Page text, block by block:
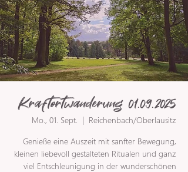
Kraftortwanderung 01.09.2025
Mo., 01. Sept.
  |
Reichenbach/Oberlausitz
Genieße eine Auszeit mit sanfter Bewegung,
kleinen liebevoll gestalteten Ritualen und ganz
viel Entschleunigung in der wunderschönen